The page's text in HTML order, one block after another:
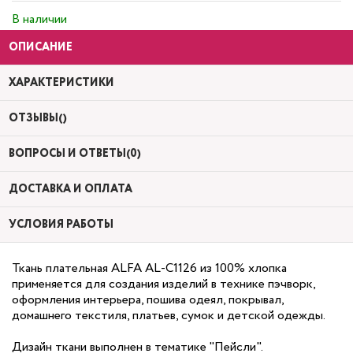
В наличии
ОПИСАНИЕ
ХАРАКТЕРИСТИКИ
ОТЗЫВЫ()
ВОПРОСЫ И ОТВЕТЫ(0)
ДОСТАВКА И ОПЛАТА
УСЛОВИЯ РАБОТЫ
Ткань плательная ALFA AL-С1126 из 100% хлопка
применяется для создания изделий в технике пэчворк,
оформления интерьера, пошива одеял, покрывал,
домашнего текстиля, платьев, сумок и детской одежды.
Дизайн ткани выполнен в тематике "Пейсли".